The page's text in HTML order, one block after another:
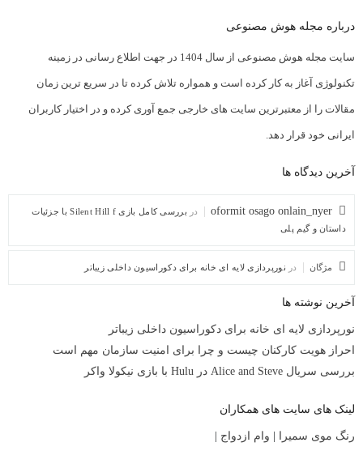
درباره مجله هوش مصنوعی
سایت مجله هوش مصنوعی از سال 1404 در جهت اطلاع رسانی در زمینه
تکنولوژی آغاز به کار کرده است و همواره تلاش کرده تا در سریع ترین زمان
مقالات را از معتبرترین سایت های خارجی جمع آوری کرده و در اختیار کاربران
ایرانی خود قرار دهد.
آخرین دیدگاه ها
oformit osago onlain_nyer در
بررسی کامل بازی Silent Hill f با جزئیات
داستان و گیم پلی
مژگان در نورپردازی لایه ای خانه برای دکوراسیون داخلی زیباتر
آخرین نوشته ها
نورپردازی لایه ای خانه برای دکوراسیون داخلی زیباتر
احراز هویت کارکنان چیست و چرا برای امنیت سازمان مهم است
بررسی سریال Alice and Steve در Hulu با بازی نیکولا واکر
لینک های سایت های همکاران
رنگ موی سمیرا وام ازدواج